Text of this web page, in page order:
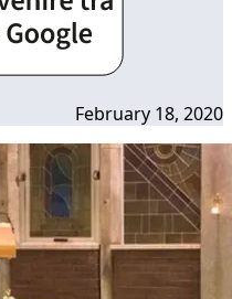
February 18, 2020